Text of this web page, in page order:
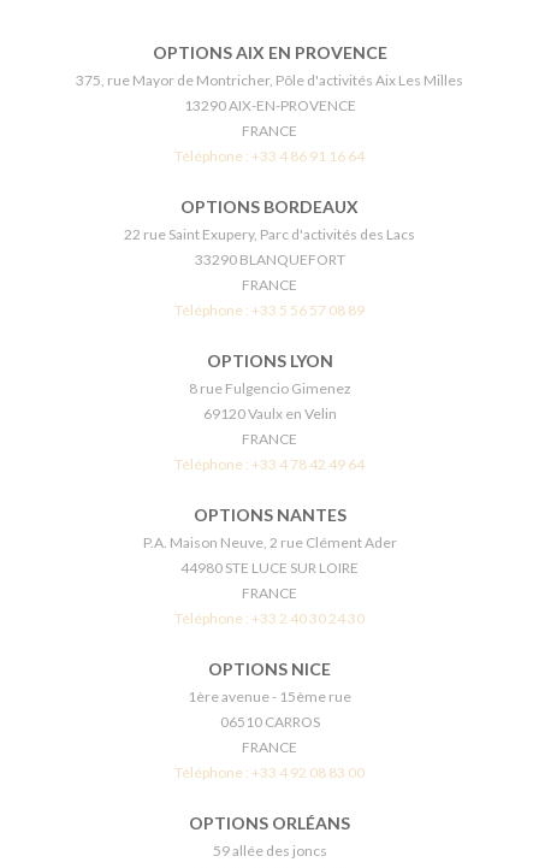
OPTIONS AIX EN PROVENCE
375, rue Mayor de Montricher, Pôle d'activités Aix Les Milles
13290 AIX-EN-PROVENCE
FRANCE
Téléphone : +33 4 86 91 16 64
OPTIONS BORDEAUX
22 rue Saint Exupery, Parc d'activités des Lacs
33290 BLANQUEFORT
FRANCE
Téléphone : +33 5 56 57 08 89
OPTIONS LYON
8 rue Fulgencio Gimenez
69120 Vaulx en Velin
FRANCE
Téléphone : +33 4 78 42 49 64
OPTIONS NANTES
P.A. Maison Neuve, 2 rue Clément Ader
44980 STE LUCE SUR LOIRE
FRANCE
Téléphone : +33 2 40 30 24 30
OPTIONS NICE
1ère avenue - 15ème rue
06510 CARROS
FRANCE
Téléphone : +33 4 92 08 83 00
OPTIONS ORLÉANS
59 allée des joncs